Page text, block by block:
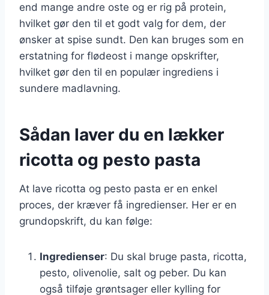
end mange andre oste og er rig på protein,
hvilket gør den til et godt valg for dem, der
ønsker at spise sundt. Den kan bruges som en
erstatning for flødeost i mange opskrifter,
hvilket gør den til en populær ingrediens i
sundere madlavning.
Sådan laver du en lækker
ricotta og pesto pasta
At lave ricotta og pesto pasta er en enkel
proces, der kræver få ingredienser. Her er en
grundopskrift, du kan følge:
Ingredienser: Du skal bruge pasta, ricotta,
pesto, olivenolie, salt og peber. Du kan
også tilføje grøntsager eller kylling for